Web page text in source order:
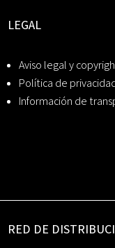
LEGAL
Aviso legal y
Política de
Información de
RED DE